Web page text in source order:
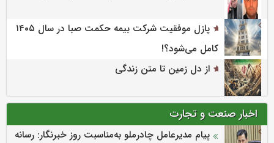
پازل موفقیت شرکت بیمه حکمت صبا در سال ۱۴۰۵
کامل می‌شود؟!
از دل زمین تا متن زندگی
اخبار صنعت و تجارت
پیام مدیرعامل چادرملو به‌مناسبت روز خبرنگار: رسانه